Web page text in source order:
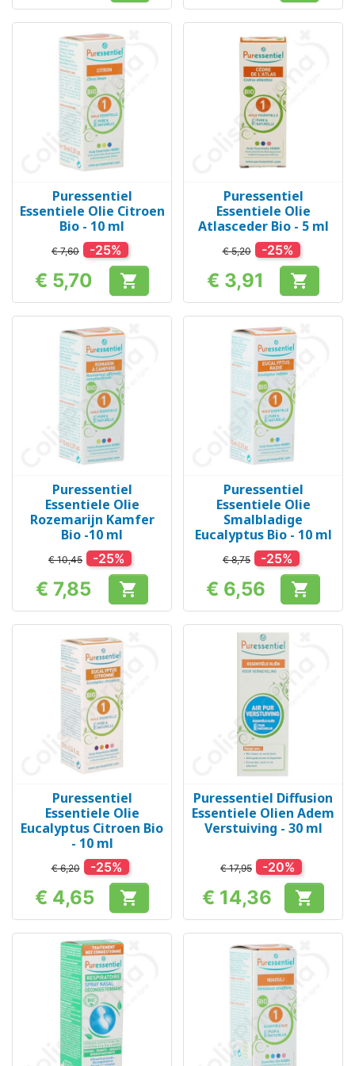
Puressentiel
Essentiele Olie Citroen
Bio - 10 ml
€ 7,60 -25%
Prijs
€ 5,70 
Puressentiel
Essentiele Olie
Atlasceder Bio - 5 ml
€ 5,20 -25%
Prijs
€ 3,91 
Puressentiel
Essentiele Olie
Rozemarijn Kamfer
Bio -10 ml
€ 10,45 -25%
Prijs
€ 7,85 
Puressentiel
Essentiele Olie
Smalbladige
Eucalyptus Bio - 10 ml
€ 8,75 -25%
Prijs
€ 6,56 
Puressentiel
Essentiele Olie
Eucalyptus Citroen Bio
- 10 ml
€ 6,20 -25%
Prijs
€ 4,65 
Puressentiel Diffusion
Essentiele Olien Adem
Verstuiving - 30 ml
€ 17,95 -20%
Prijs
€ 14,36 